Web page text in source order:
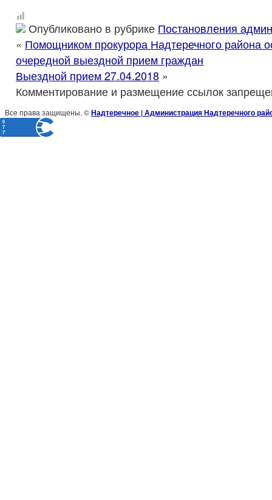
Опубликовано в рубрике Постановления
« Помощником прокурора Надтеречного района
очередной выездной прием граждан
Выездной прием 27.04.2018 »
Комментирование и размещение ссылок
Все права защищены. ©Надтеречное | Администрация Надтеречного